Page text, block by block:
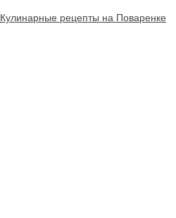
Кулинарные рецепты на Поваренке